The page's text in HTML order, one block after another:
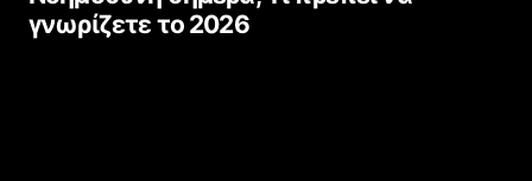
γνωρίζετε το 2026